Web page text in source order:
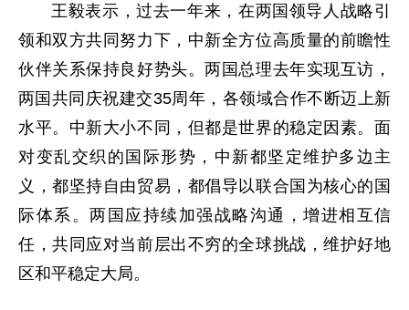
王毅表示，过去一年来，在两国领导人战略引
领和双方共同努力下，中新全方位高质量的前瞻性
伙伴关系保持良好势头。两国总理去年实现互访，
两国共同庆祝建交35周年，各领域合作不断迈上新
水平。中新大小不同，但都是世界的稳定因素。面
对变乱交织的国际形势，中新都坚定维护多边主
义，都坚持自由贸易，都倡导以联合国为核心的国
际体系。两国应持续加强战略沟通，增进相互信
任，共同应对当前层出不穷的全球挑战，维护好地
区和平稳定大局。